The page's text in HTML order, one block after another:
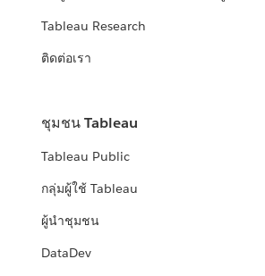
Tableau Research
ติดต่อเรา
ชุมชน Tableau
Tableau Public
กลุ่มผู้ใช้ Tableau
ผู้นำชุมชน
DataDev